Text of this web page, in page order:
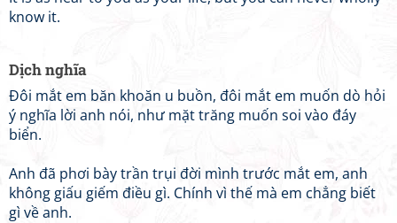
know it.
Dịch nghĩa
Đôi mắt em băn khoăn u buồn, đôi mắt em muốn dò hỏi
ý nghĩa lời anh nói, như mặt trăng muốn soi vào đáy
biển.
Anh đã phơi bày trần trụi đời mình trước mắt em, anh
không giấu giếm điều gì. Chính vì thế mà em chẳng biết
gì về anh.